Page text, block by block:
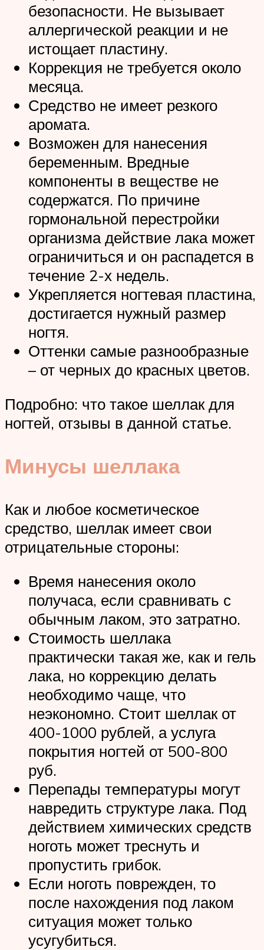
безопасности. Не вызывает
аллергической реакции и не
истощает пластину.
Коррекция не требуется около
месяца.
Средство не имеет резкого
аромата.
Возможен для нанесения
беременным. Вредные
компоненты в веществе не
содержатся. По причине
гормональной перестройки
организма действие лака может
ограничиться и он распадется в
течение 2-х недель.
Укрепляется ногтевая пластина,
достигается нужный размер
ногтя.
Оттенки самые разнообразные
– от черных до красных цветов.
Подробно: что такое шеллак для
ногтей, отзывы в данной статье.
Минусы шеллака
Как и любое косметическое
средство, шеллак имеет свои
отрицательные стороны:
Время нанесения около
получаса, если сравнивать с
обычным лаком, это затратно.
Стоимость шеллака
практически такая же, как и гель
лака, но коррекцию делать
необходимо чаще, что
неэкономно. Стоит шеллак от
400-1000 рублей, а услуга
покрытия ногтей от 500-800
руб.
Перепады температуры могут
навредить структуре лака. Под
действием химических средств
ноготь может треснуть и
пропустить грибок.
Если ноготь поврежден, то
после нахождения под лаком
ситуация может только
усугубиться.